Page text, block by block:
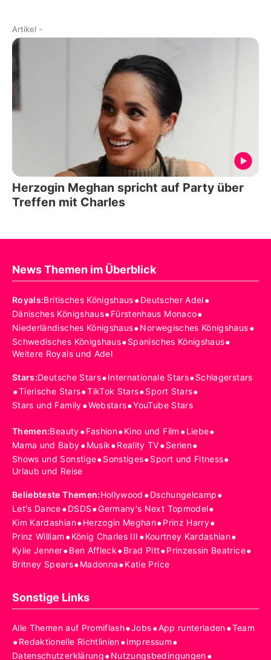
Artikel -
Herzogin Meghan spricht auf Party über
Treffen mit Charles
News Themen im Überblick
Royals:Britisches Königshaus•Deutscher Adel•
Dänisches Königshaus•Fürstenhaus Monaco•
Niederländisches Königshaus•Norwegisches Königshaus•
Schwedisches Königshaus•Spanisches Königshaus•
Weitere Royals und Adel
Stars:Deutsche Stars•Internationale Stars•Schlagerstars
•Tierische Stars•TikTok Stars•Sport Stars•
Stars und Family•Webstars•YouTube Stars
Themen:Beauty•Fashion•Kino und Film •Liebe•
Mama und Baby•Musik•Reality TV•Serien•
Shows und Sonstige•Sonstiges•Sport und Fitness•
Urlaub und Reise
Beliebteste Themen:Hollywood •Dschungelcamp•
Let's Dance•DSDS•Germany's Next Topmodel•
Kim Kardashian•Herzogin Meghan•Prinz Harry•
Prinz William •König Charles III •Kourtney Kardashian•
Kylie Jenner•Ben Affleck•Brad Pitt•Prinzessin Beatrice•
Britney Spears•Madonna•Katie Price
Sonstige Links
Alle Themen auf Promiflash•Jobs•App runterladen•Team
•Redaktionelle Richtlinien•Impressum•
Datenschutzerklärung•Nutzungsbedingungen•